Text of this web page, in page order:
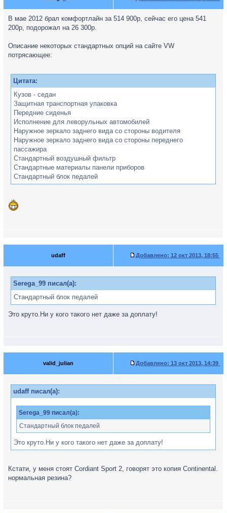
В мае 2012 брал комфортлайн за 514 900р, сейчас его цена 541
200р, подорожал на 26 300р.
Описание некоторых стандартных опций на сайте VW
потрясающее:
Цитата:
Кузов - седан
Защитная транспортная упаковка
Передние сиденья
Исполнение для леворульных автомобилей
Наружное зеркало заднего вида со стороны водителя
Наружное зеркало заднего вида со стороны переднего
пассажира
Стандартный воздушный фильтр
Стандартные материалы панели приборов
Стандартный блок педалей
udaff Добавлено: 12 окт 2013, 18:55
Serega_99 писал(а):
Стандартный блок педалей
Это круто.Ни у кого такого нет даже за доплату!
valid_julian Добавлено: 13 окт 2013, 14:39
udaff писал(а):
Serega_99 писал(а):
Стандартный блок педалей
Это круто.Ни у кого такого нет даже за доплату!
Кстати, у меня стоят Cordiant Sport 2, говорят это копия Continental.
нормальная резина?